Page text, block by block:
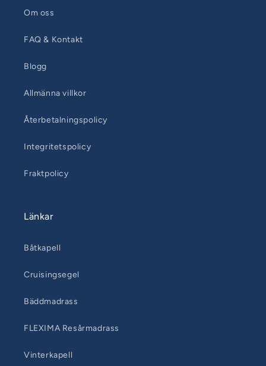
Om oss
FAQ & Kontakt
Blogg
Allmänna villkor
Återbetalningspolicy
Integritetspolicy
Fraktpolicy
Länkar
Båtkapell
Cruisingsegel
Bäddmadrass
FLEXIMA Resårmadrass
Vinterkapell